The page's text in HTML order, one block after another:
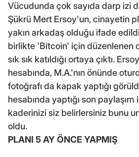
Vücudunda çok sayıda darp izi
Şükrü Mert Ersoy'un, cinayetin
yakın arkadaş olduğu ifade
birlikte 'Bitcoin' için düzenlenen
sık sık katıldığı ortaya çıktı.
hesabında, M.A.'nın önünde
fotoğrafı da kapak yaptığı
hesabında yaptığı son
kaderinizi siz belirlersiniz bunu
oldu.
PLANI 5 AY ÖNCE YAPMIŞ